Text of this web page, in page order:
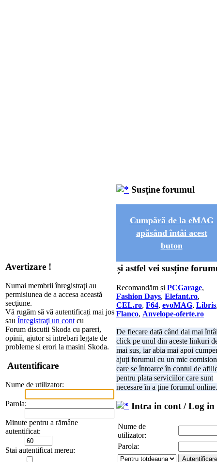
Avertizare !
Numai membrii înregistraţi au
permisiunea de a accesa această
secţiune.
Vă rugăm să vă autentificați mai jos
sau Înregistraţi un cont cu
Forum discutii Skoda cu pareri,
opinii, ajutor si intrebari legate de
probleme si erori la masini Skoda.
Autentificare
Nume de utilizator:
Parola:
Minute pentru a rămâne
autentificat:
Stai autentificat mereu:
Susține forumul
Cumpără de la eMAG
apăsând întâi acest
buton
și astfel vei susține
Recomandăm și PCGarage,
Fashion Days, Elefant.ro,
CEL.ro, F64, evoMAG, Libris
Flanco, Anvelope-oferte.ro
De fiecare dată când dai mai
click pe unul din aceste linkuri
mai sus, iar abia mai apoi
ajuți forumul cu un mic comision
care se întoarce în contul de
pentru plata serviciilor care sunt
necesare în a ține forumul online.
Intra in cont / Log in
Nume de
utilizator:
Parola: